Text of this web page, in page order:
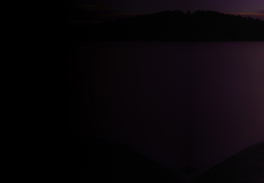
高壓電磁流
漿、礦漿